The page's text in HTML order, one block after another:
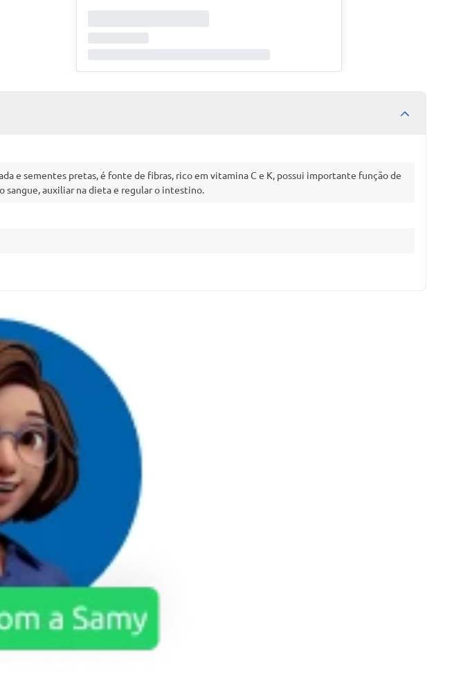
e sementes pretas, é fonte de fibras, rico em vitamina C e K, possui importante função de
sangue, auxiliar na dieta e regular o intestino.